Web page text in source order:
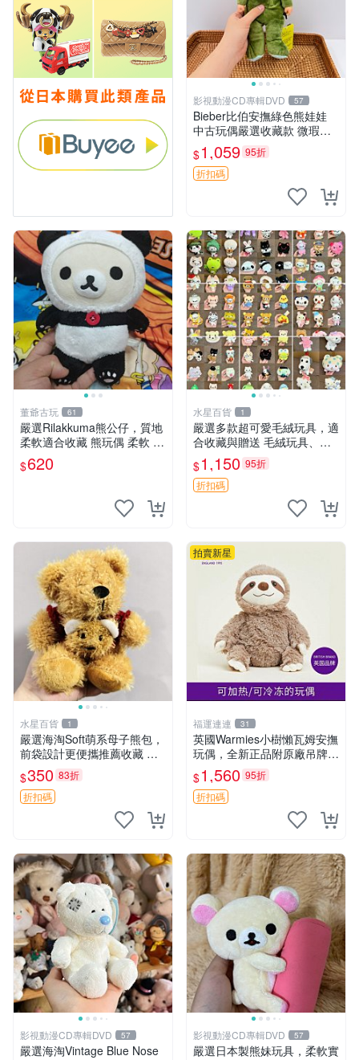
影視動漫CD專輯DVD 57
Bieber比伯安撫綠色熊娃娃
中古玩偶嚴選收藏款 微瑕輕
度使用 Bieber綠熊娃娃 中古
玩偶 微瑕
$1,059 95折
折扣碼
董爺古玩 61
嚴選Rilakkuma熊公仔，質地
柔軟適合收藏 熊玩偶 柔軟 公
仔 收藏
$620
水星百貨 1
嚴選多款超可愛毛絨玩具，適
合收藏與贈送 毛絨玩具、抱
枕、公仔
$1,150 95折
折扣碼
水星百貨 1
嚴選海淘Soft萌系母子熊包，
前袋設計更便攜推薦收藏 母
子熊 軟綿綿 包包
$350 83折
折扣碼
拍賣新星
福運連連 31
英國Warmies小樹懶瓦姆安撫
玩偶，全新正品附原廠吊牌與
防塵袋，內藏薰衣草可加熱，
適合各個年齡層，冷暖兩用享
受抱抱樂趣，不容錯過嚴選好
$1,560 95折
折扣碼
影視動漫CD專輯DVD 57
嚴選海淘Vintage Blue Nose
影視動漫CD專輯DVD 57
嚴選日本製熊妹玩具，柔軟實